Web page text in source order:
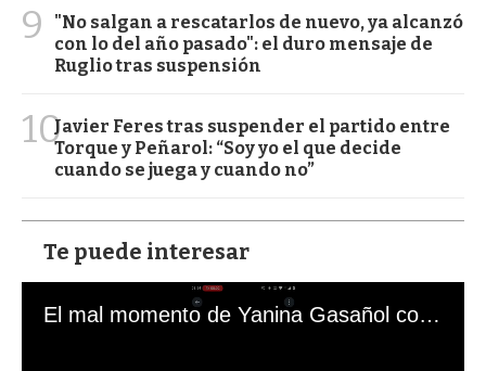
9
"No salgan a rescatarlos de nuevo, ya alcanzó
con lo del año pasado": el duro mensaje de
Ruglio tras suspensión
10Javier Feres tras suspender el partido entre
Torque y Peñarol: “Soy yo el que decide
cuando se juega y cuando no”
Te puede interesar
El mal momento de Yanina Gasañol con un hincha argentino en "Subrayado"